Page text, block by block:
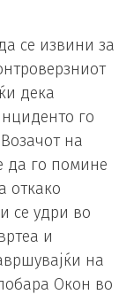
се извини за
дека
го
на
да го помине
откако
се удри во
и
на
Окон во